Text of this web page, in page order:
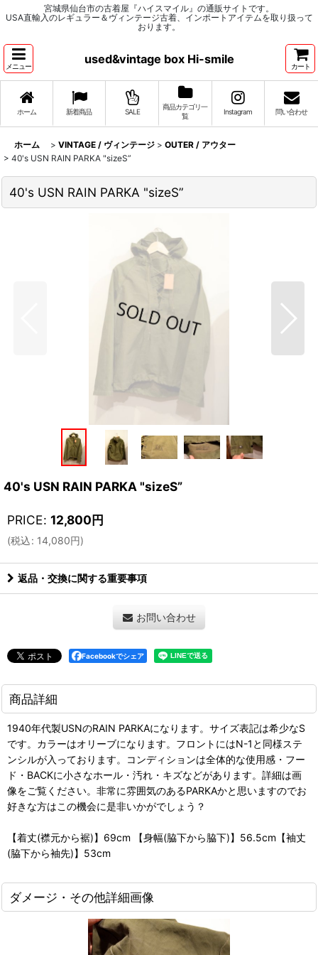
宮城県仙台市の古着屋『ハイスマイル』の通販サイトです。
USA直輸入のレギュラー＆ヴィンテージ古着、インポートアイテムを取り扱って
おります。
メニュー
used&vintage box Hi-smile
カート
ホーム 新着商品 SALE
商品カテゴリ一
覧
Instagram 問い合わせ
ホーム > VINTAGE / ヴィンテージ > OUTER / アウター
> 40's USN RAIN PARKA "sizeS”
40's USN RAIN PARKA "sizeS”
40's USN RAIN PARKA "sizeS”
PRICE: 12,800円
(税込: 14,080円)
返品・交換に関する重要事項
お問い合わせ
Facebookでシェア
商品詳細
1940年代製USNのRAIN PARKAになります。サイズ表記は希少なS
です。カラーはオリーブになります。フロントにはN-1と同様ステ
ンシルが入っております。コンディションは全体的な使用感・フー
ド・BACKに小さなホール・汚れ・キズなどがあります。詳細は画
像をご覧ください。非常に雰囲気のあるPARKAかと思いますのでお
好きな方はこの機会に是非いかがでしょう？
【着丈(襟元から裾)】69cm 【身幅(脇下から脇下)】56.5cm【袖丈
(脇下から袖先)】53cm
ダメージ・その他詳細画像